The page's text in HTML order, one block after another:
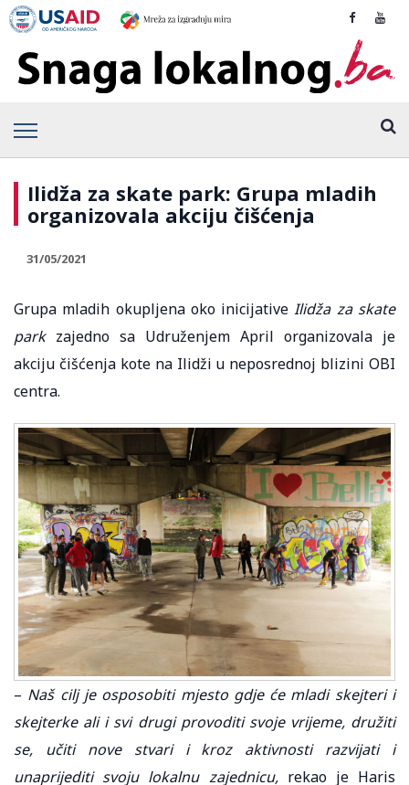
Ilidža za skate park: Grupa mladih
organizovala akciju čišćenja
31/05/2021
Grupa mladih okupljena oko inicijativeIlidža za skate
parkzajedno sa Udruženjem April organizovala je
akciju čišćenja kote na Ilidži u neposrednoj blizini OBI
centra.
– Naš cilj je osposobiti mjesto gdje će mladi skejteri i
skejterke ali i svi drugi provoditi svoje vrijeme, družiti
se, učiti nove stvari i kroz aktivnosti razvijati i
unaprijediti svoju lokalnu zajednicu,rekao je Haris